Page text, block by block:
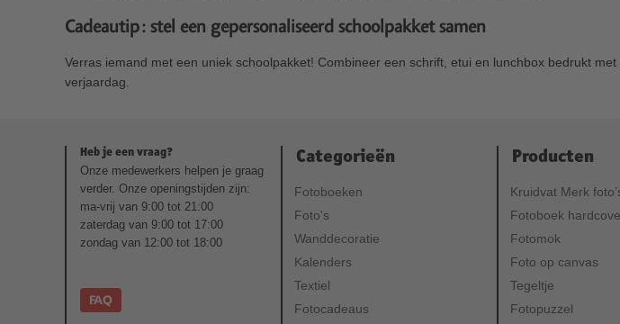
Cadeautip: stel een gepersonaliseerd schoolpakket samen
Verras iemand met een uniek schoolpakket! Combineer een schrift, etui en lunchbox bedrukt
verjaardag.
Heb je een vraag?
Onze medewerkers helpen je graag
verder. Onze openingstijden zijn:
ma-vrij van 9:00 tot 21:00
zaterdag van 9:00 tot 17:00
zondag van 12:00 tot 18:00
FAQ
Categorieën
Fotoboeken
Foto's
Wanddecoratie
Kalenders
Textiel
Fotocadeaus
Producten
Kruidvat Merk
Fotoboek
Fotomok
Foto op canvas
Tegeltje
Fotopuzzel